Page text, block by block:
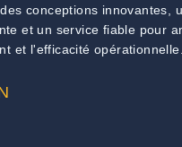
conceptions innovantes,
et un service fiable pour
et l'efficacité opérationnelle.